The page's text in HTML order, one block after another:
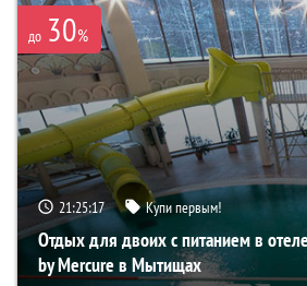
до 30%
21:25:16 Купи первым!
Отдых для двоих с питанием в
by Mercure в Мытищах